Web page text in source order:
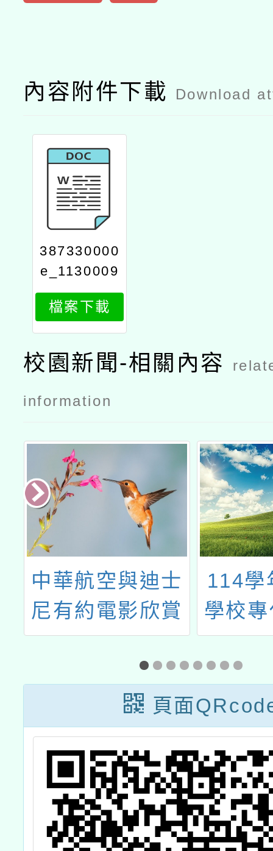
內容附件下載 Download
387330000
e_1130009
3932_attac
h1
檔案下載
校園新聞-相關內容
information
中華航空與迪士
尼有約電影欣賞
報名開始囉!
114學
學校
練進
頁面